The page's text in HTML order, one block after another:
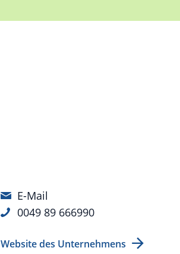
E-Mail
0049 89 666990
Website des Unternehmens